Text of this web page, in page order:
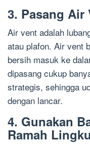
3. Pasang Air
Air vent adalah
atau plafon. Air vent
bersih masuk ke
dipasang cukup
strategis, sehingga
dengan lancar.
4. Gunakan
Ramah